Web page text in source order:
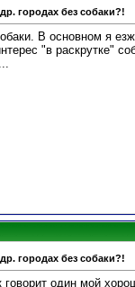
городах без собаки?!
В основном я
"в раскрутке"
городах без собаки?!
говорит один мой